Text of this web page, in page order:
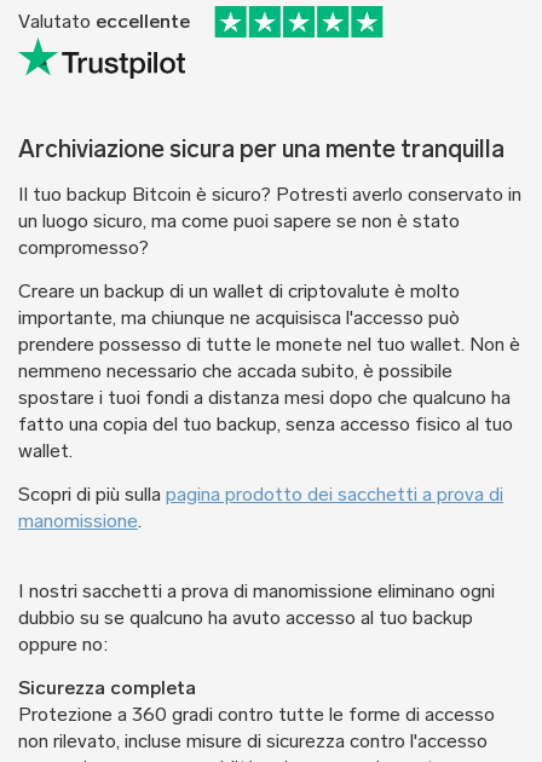
Valutato eccellente
Archiviazione sicura per una mente tranquilla
Il tuo backup Bitcoin è sicuro? Potresti averlo conservato in
un luogo sicuro, ma come puoi sapere se non è stato
compromesso?
Creare un backup di un wallet di criptovalute è molto
importante, ma chiunque ne acquisisca l'accesso può
prendere possesso di tutte le monete nel tuo wallet. Non è
nemmeno necessario che accada subito, è possibile
spostare i tuoi fondi a distanza mesi dopo che qualcuno ha
fatto una copia del tuo backup, senza accesso fisico al tuo
wallet.
Scopri di più sulla pagina prodotto dei sacchetti a prova di
manomissione.
I nostri sacchetti a prova di manomissione eliminano ogni
dubbio su se qualcuno ha avuto accesso al tuo backup
oppure no:
Sicurezza completa
Protezione a 360 gradi contro tutte le forme di accesso
non rilevato, incluse misure di sicurezza contro l'accesso